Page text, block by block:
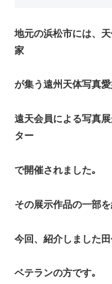
地元の浜松市には、
家
が集う遠州天体写真愛
遠天会員による写真
ター
で開催されました｡
その展示作品の一部を
今回、紹介しました
ベテランの方です｡